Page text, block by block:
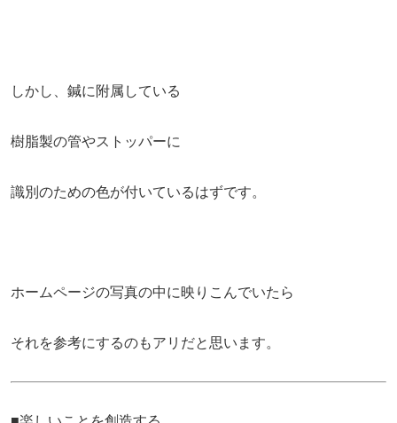
しかし、鍼に附属している
樹脂製の管やストッパーに
識別のための色が付いているはずです。
ホームページの写真の中に映りこんでいたら
それを参考にするのもアリだと思います。